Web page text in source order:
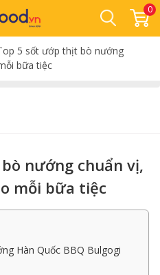
0
5 sốt ướp thịt bò nướng
bữa tiệc
nướng chuẩn vị,
mỗi bữa tiệc
Hàn Quốc BBQ Bulgogi